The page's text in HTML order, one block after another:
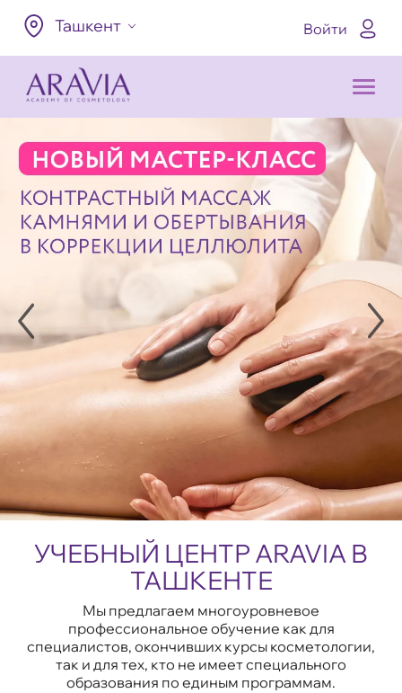
Ташкент Войти
УЧЕБНЫЙ ЦЕНТР ARAVIA В
ТАШКЕНТЕ
Мы предлагаем многоуровневое
профессиональное обучение как для
специалистов, окончивших курсы косметологии,
так и для тех, кто не имеет специального
образования по единым программам.